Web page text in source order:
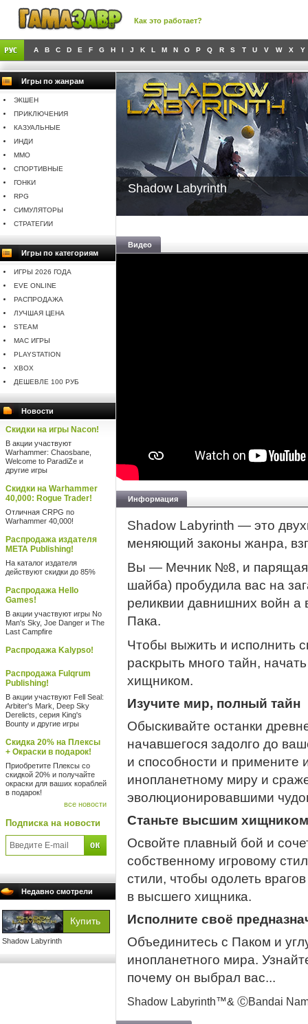
Как это работает?
A B C D E F G H I J K L M N O P Q R S T U V W X Y
Игры по жанрам
ЭКШЕН
ПРИКЛЮЧЕНИЯ
КАЗУАЛЬНЫЕ
ИНДИ
MMO
СПОРТИВНЫЕ
ГОНКИ
RPG
СИМУЛЯТОРЫ
СТРАТЕГИИ
Игры по категориям
ИГРЫ 2026 ГОДА
EVE ONLINE
РАСПРОДАЖА
ЛУЧШАЯ ЦЕНА
STEAM
MAC ИГРЫ
PLAYSTATION
XBOX
ДЕШЕВЛЕ 100 РУБ
Новости
Скидки на игры Nacon!
В акции участвуют
Warhammer: Chaosbane,
Welcome to ParadiZe и
другие игры
Скидки на Warhammer
40,000: Rogue Trader!
Отличная CRPG по
Warhammer 40,000!
Распродажа издателя
META Publishing!
На каталог издателя
действуют скидки до 85%
Распродажа Hello
Games!
В акции участвуют игры No
Man's Sky, Joe Danger и The
Last Campfire
Распродажа Kalypso!
Распродажа Fulqrum
Publishing!
В акции участвуют Fell Seal:
Arbiter's Mark, Deep Sky
Derelicts, серия King's
Bounty и другие игры
Скидка 20% на Плексы
+ Окраски в подарок!
Приобретите Плексы со
скидкой 20% и получайте
окраски для ваших кораблей
в подарок!
все новости
Подписка на новости
Недавно смотрели
Shadow Labyrinth
Shadow Labyrinth
Видео
Информация
Shadow Labyrinth — это
меняющий законы жанра,
Вы — Мечник №8, и парящая
шайба) пробудила вас на
реликвии давнишних войн
Пака.
Чтобы выжить и исполнить
раскрыть много тайн,
хищником.
Изучите мир, полный тайн
Обыскивайте останки
начавшегося задолго до
и способности и примените
инопланетному миру и
эволюционировавшими
Станьте высшим хищником
Освойте плавный бой и
собственному игровому
стили, чтобы одолеть
в высшего хищника.
Исполните своё
Объединитесь с Паком и
инопланетного мира.
почему он выбрал вас...
Shadow Labyrinth™& ⒸBandai